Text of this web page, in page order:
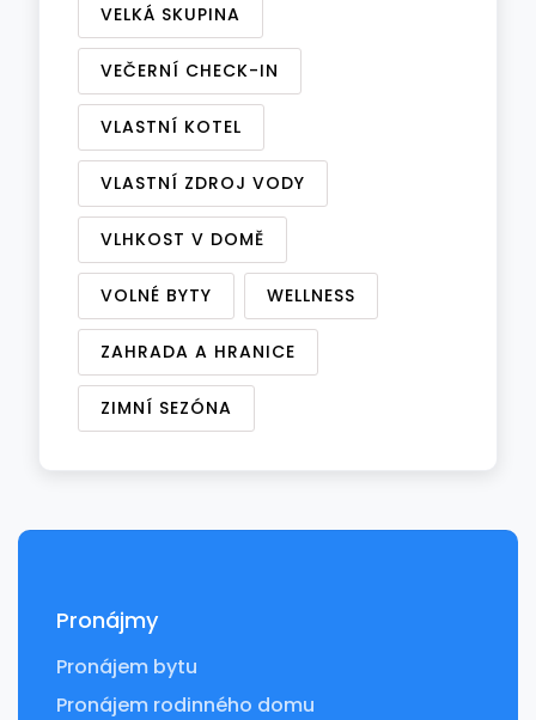
VELKÁ SKUPINA
VEČERNÍ CHECK-IN
VLASTNÍ KOTEL
VLASTNÍ ZDROJ VODY
VLHKOST V DOMĚ
VOLNÉ BYTY WELLNESS
ZAHRADA A HRANICE
ZIMNÍ SEZÓNA
Pronájmy
Pronájem bytu
Pronájem rodinného domu